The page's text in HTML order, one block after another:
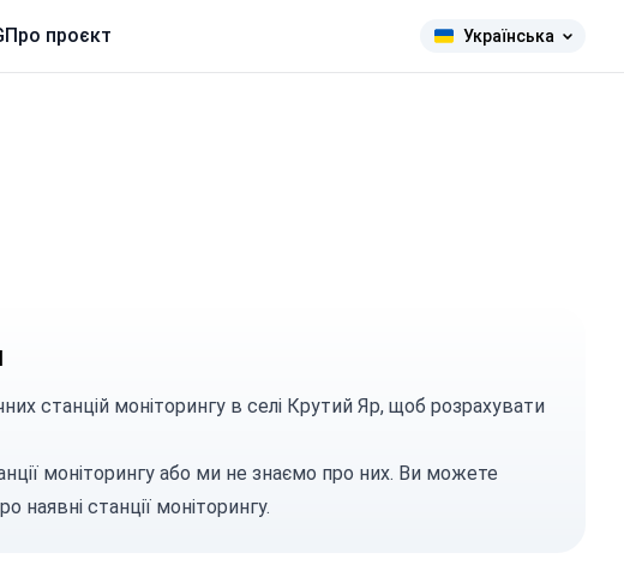
Про проєкт Українська
станцій моніторингу в селі Крутий Яр, щоб розрахувати
моніторингу або ми не знаємо про них. Ви можете
наявні станції моніторингу.